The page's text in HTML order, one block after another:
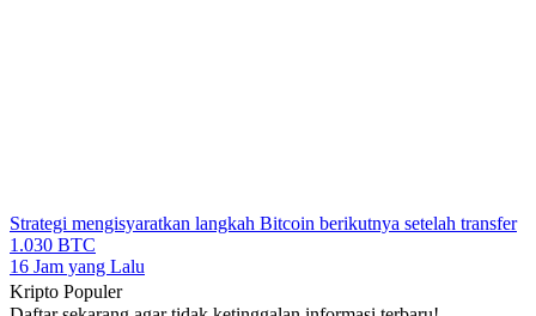
Strategi mengisyaratkan langkah Bitcoin berikutnya setelah transfer
1.030 BTC
16 Jam yang Lalu
Kripto Populer